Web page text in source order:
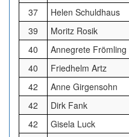
37
Helen Schuldhaus
39
Moritz Rosik
40
Annegrete Frömling
40
Friedhelm Artz
42
Anne Girgensohn
42
Dirk Fank
42
Gisela Luck